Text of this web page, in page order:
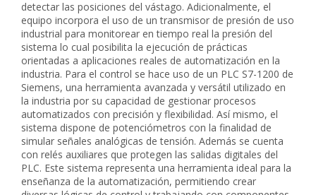
detectar las posiciones del vástago. Adicionalmente, el
equipo incorpora el uso de un transmisor de presión de uso
industrial para monitorear en tiempo real la presión del
sistema lo cual posibilita la ejecución de prácticas
orientadas a aplicaciones reales de automatización en la
industria. Para el control se hace uso de un PLC S7-1200 de
Siemens, una herramienta avanzada y versátil utilizado en
la industria por su capacidad de gestionar procesos
automatizados con precisión y flexibilidad. Así mismo, el
sistema dispone de potenciómetros con la finalidad de
simular señales analógicas de tensión. Además se cuenta
con relés auxiliares que protegen las salidas digitales del
PLC. Este sistema representa una herramienta ideal para la
enseñanza de la automatización, permitiendo crear